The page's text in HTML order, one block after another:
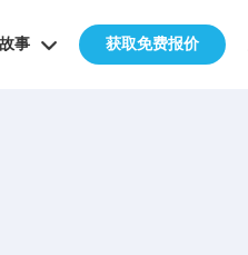
事 获取免费报价